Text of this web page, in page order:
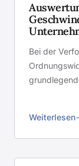
Bei der
Weiterlesen